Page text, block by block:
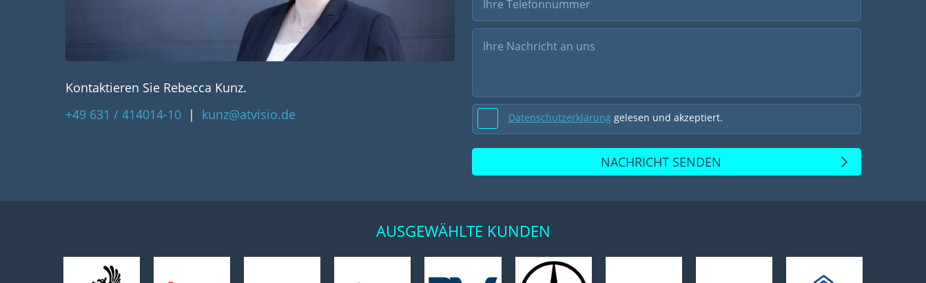
Kontaktieren Sie Rebecca Kunz.
+49 631 / 414014-10 | kunz@atvisio.de Datenschutzerklärung gelesen und akzeptiert.
NACHRICHT SENDEN
AUSGEWÄHLTE KUNDEN